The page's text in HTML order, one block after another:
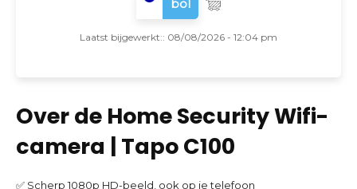
bol
Laatst bijgewerkt:: 08/08/2026 - 12:04 pm
Over de Home Security Wifi-
camera | Tapo C100
✅ Scherp 1080p HD-beeld, ook op je telefoon